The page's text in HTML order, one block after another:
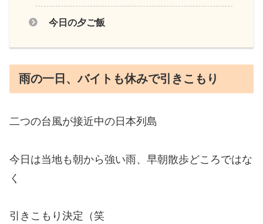
今日の夕ご飯
雨の一日、バイトも休みで引きこもり
二つの台風が接近中の日本列島
今日は当地も朝から強い雨、早朝散歩どころではな
く
引きこもり決定（笑